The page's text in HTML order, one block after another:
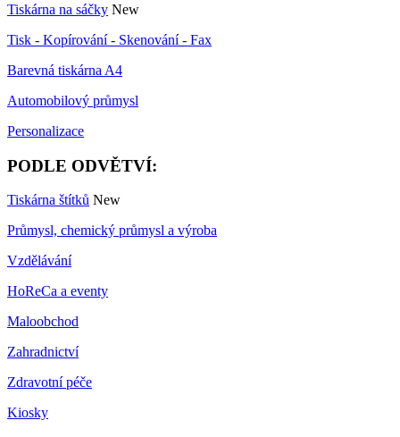
Tiskárna na sáčky New
Tisk - Kopírování - Skenování - Fax
Barevná tiskárna A4
Automobilový průmysl
Personalizace
PODLE ODVĚTVÍ:
Tiskárna štítků New
Průmysl, chemický průmysl a výroba
Vzdělávání
HoReCa a eventy
Maloobchod
Zahradnictví
Zdravotní péče
Kiosky